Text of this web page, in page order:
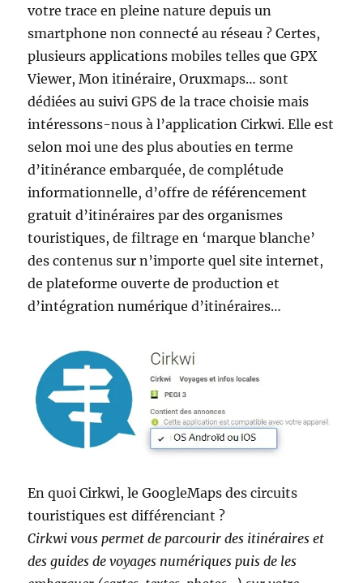
votre trace en pleine nature depuis un
smartphone non connecté au réseau ? Certes,
plusieurs applications mobiles telles que GPX
Viewer, Mon itinéraire, Oruxmaps… sont
dédiées au suivi GPS de la trace choisie mais
intéressons-nous à l’application Cirkwi. Elle est
selon moi une des plus abouties en terme
d’itinérance embarquée, de complétude
informationnelle, d’offre de référencement
gratuit d’itinéraires par des organismes
touristiques, de filtrage en ‘marque blanche’
des contenus sur n’importe quel site internet,
de plateforme ouverte de production et
d’intégration numérique d’itinéraires…
En quoi Cirkwi, le GoogleMaps des circuits
touristiques est différenciant ?
Cirkwi vous permet de parcourir des itinéraires et
des guides de voyages numériques puis de les